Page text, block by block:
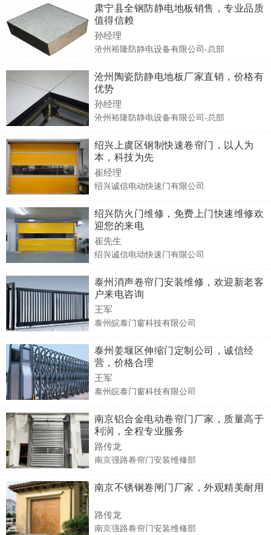
肃宁县全钢防静电地板销售，专业品质
值得信赖
孙经理
沧州裕隆防静电设备有限公司-总部
沧州陶瓷防静电地板厂家直销，价格有
优势
孙经理
沧州裕隆防静电设备有限公司-总部
绍兴上虞区钢制快速卷帘门，以人为
本，科技为先
崔经理
绍兴诚信电动快速门有限公司
绍兴防火门维修，免费上门快速维修欢
迎您的来电
崔先生
绍兴诚信电动快速门有限公司
泰州消声卷帘门安装维修，欢迎新老客
户来电咨询
王军
泰州皖泰门窗科技有限公司
泰州姜堰区伸缩门定制公司，诚信经
营，价格合理
王军
泰州皖泰门窗科技有限公司
南京铝合金电动卷帘门厂家，质量高于
利润，全程专业服务
路传龙
南京强路卷帘门安装维修部
南京不锈钢卷闸门厂家，外观精美耐用
路传龙
南京强路卷帘门安装维修部